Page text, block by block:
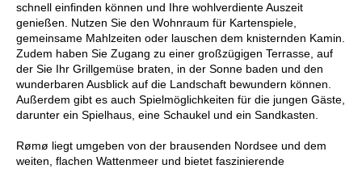
schnell einfinden können und Ihre wohlverdiente Auszeit
genießen. Nutzen Sie den Wohnraum für Kartenspiele,
gemeinsame Mahlzeiten oder lauschen dem knisternden Kamin.
Zudem haben Sie Zugang zu einer großzügigen Terrasse, auf
der Sie Ihr Grillgemüse braten, in der Sonne baden und den
wunderbaren Ausblick auf die Landschaft bewundern können.
Außerdem gibt es auch Spielmöglichkeiten für die jungen Gäste,
darunter ein Spielhaus, eine Schaukel und ein Sandkasten.
Rømø liegt umgeben von der brausenden Nordsee und dem
weiten, flachen Wattenmeer und bietet faszinierende